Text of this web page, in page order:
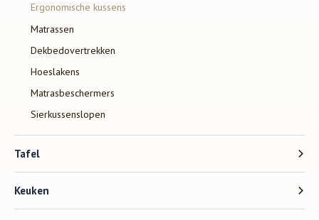
Ergonomische kussens
Matrassen
Dekbedovertrekken
Hoeslakens
Matrasbeschermers
Sierkussenslopen
Tafel
Keuken